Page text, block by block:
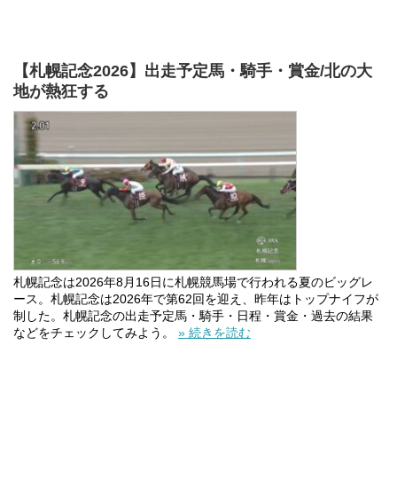
【札幌記念2026】出走予定馬・騎手・賞金/北の大
地が熱狂する
札幌記念は2026年8月16日に札幌競馬場で行われる夏のビッグレ
ース。札幌記念は2026年で第62回を迎え、昨年はトップナイフが
制した。札幌記念の出走予定馬・騎手・日程・賞金・過去の結果
などをチェックしてみよう。 » 続きを読む